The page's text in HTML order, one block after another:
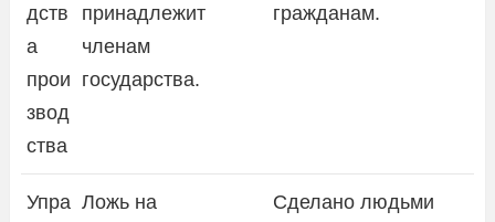
дств
а
прои
звод
ства
принадлежит
членам
государства.
гражданам.
Упра Ложь на
Сделано людьми